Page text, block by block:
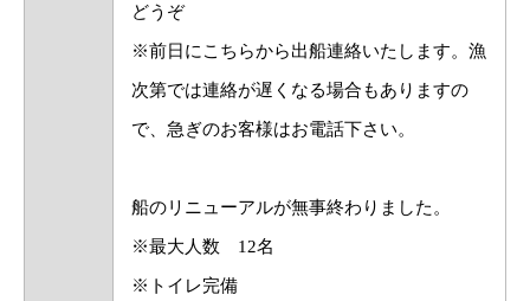
どうぞ
※前日にこちらから出船連絡いたします。漁
次第では連絡が遅くなる場合もありますの
で、急ぎのお客様はお電話下さい。
船のリニューアルが無事終わりました。
※最大人数 12名
※トイレ完備